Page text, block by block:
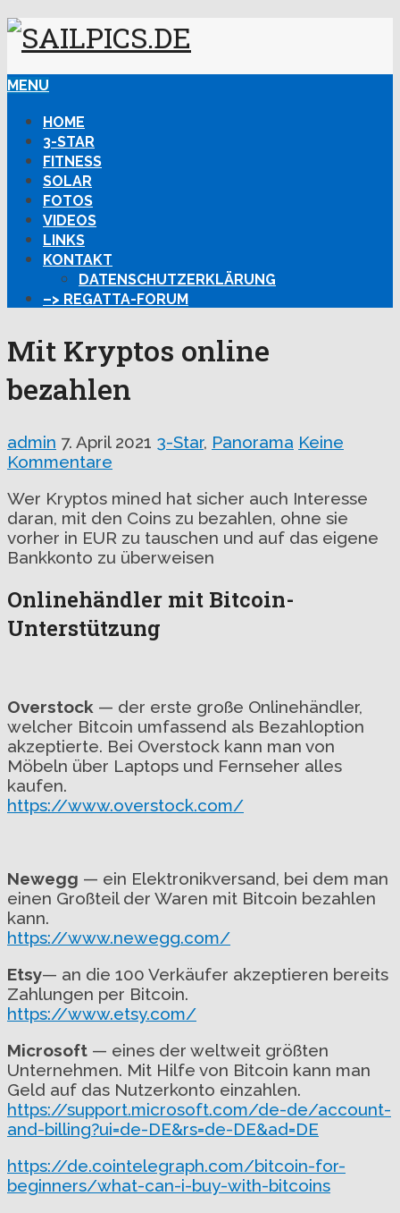
MENU
HOME
3-STAR
FITNESS
SOLAR
FOTOS
VIDEOS
LINKS
KONTAKT
DATENSCHUTZERKLÄRUNG
–> REGATTA-FORUM
Mit Kryptos online
bezahlen
admin 7. April 2021 3-Star, Panorama Keine
Kommentare
Wer Kryptos mined hat sicher auch Interesse
daran, mit den Coins zu bezahlen, ohne sie
vorher in EUR zu tauschen und auf das eigene
Bankkonto zu überweisen
Onlinehändler mit Bitcoin-
Unterstützung
Overstock — der erste große Onlinehändler,
welcher Bitcoin umfassend als Bezahloption
akzeptierte. Bei Overstock kann man von
Möbeln über Laptops und Fernseher alles
kaufen.
https://www.overstock.com/
Newegg — ein Elektronikversand, bei dem man
einen Großteil der Waren mit Bitcoin bezahlen
kann.
https://www.newegg.com/
Etsy— an die 100 Verkäufer akzeptieren bereits
Zahlungen per Bitcoin.
https://www.etsy.com/
Microsoft — eines der weltweit größten
Unternehmen. Mit Hilfe von Bitcoin kann man
Geld auf das Nutzerkonto einzahlen.
https://support.microsoft.com/de-de/account-
and-billing?ui=de-DE&rs=de-DE&ad=DE
https://de.cointelegraph.com/bitcoin-for-
beginners/what-can-i-buy-with-bitcoins